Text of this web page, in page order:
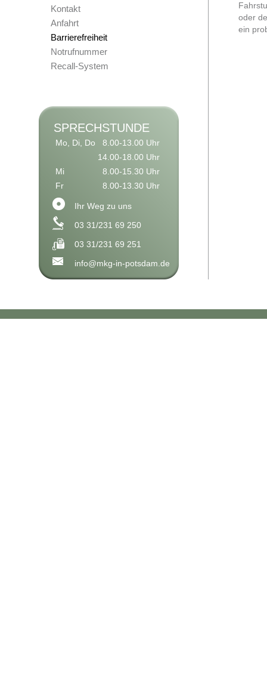
Kontakt
Anfahrt
Barrierefreiheit
Notrufnummer
Recall-System
SPRECHSTUNDE
Mo, Di, Do
8.00-13.00 Uhr
14.00-18.00 Uhr
Mi
8.00-15.30 Uhr
Fr
8.00-13.30 Uhr
Ihr Weg zu uns
03 31/231 69 250
03 31/231 69 251
info@mkg-in-potsdam.de
oder
ein